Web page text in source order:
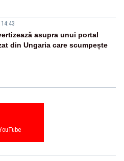
asupra unui portal
din Ungaria care scumpește